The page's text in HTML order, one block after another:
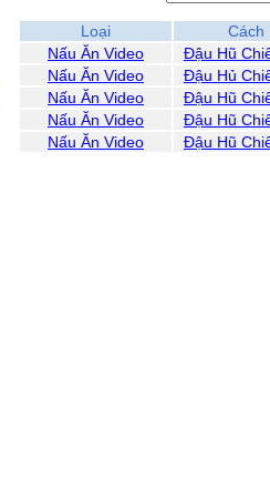
Loại
Cách
Nấu Ăn Video
Đậu Hũ
Nấu Ăn Video
Đậu Hủ
Nấu Ăn Video
Đậu Hũ
Nấu Ăn Video
Đậu Hũ
Nấu Ăn Video
Đậu Hũ